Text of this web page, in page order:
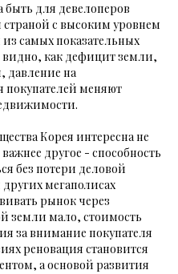
для девелоперов
страной с высоким уровнем
самых показательных
как дефицит земли,
давление на
покупателей меняют
Корея интересна не
другое - способность
без потери деловой
мегаполисах
рынок через
земли мало, стоимость
за внимание покупателя
реновация становится
а основой развития